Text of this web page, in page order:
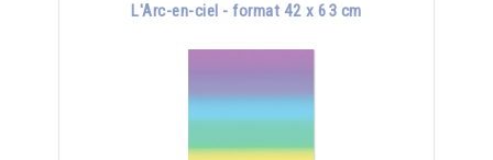
L'Arc-en-ciel - format 42 x 63 cm